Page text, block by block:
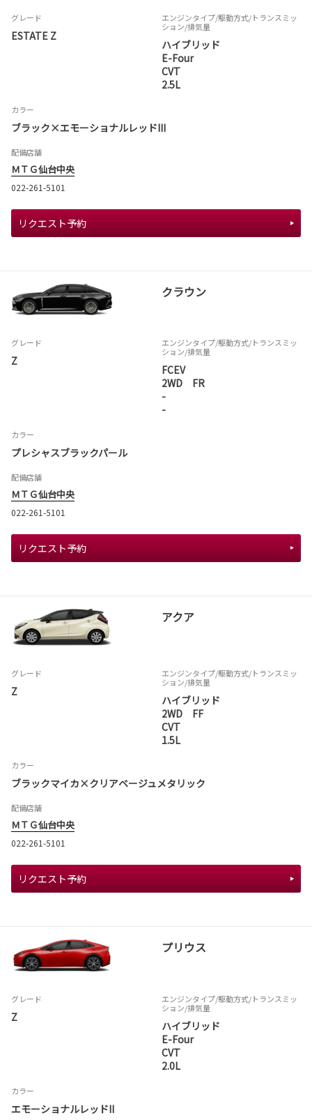
グレード
ESTATE Z
エンジンタイプ/駆動方式/トランスミッ
ション/排気量
ハイブリッド
E-Four
CVT
2.5L
カラー
ブラック×エモーショナルレッドIII
配備店舗
ＭＴＧ仙台中央
022-261-5101
リクエスト予約
クラウン
グレード
Z
エンジンタイプ/駆動方式/トランスミッ
ション/排気量
FCEV
2WD FR
-
-
カラー
プレシャスブラックパール
配備店舗
ＭＴＧ仙台中央
022-261-5101
リクエスト予約
アクア
グレード
Z
エンジンタイプ/駆動方式/トランスミッ
ション/排気量
ハイブリッド
2WD FF
CVT
1.5L
カラー
ブラックマイカ×クリアベージュメタリック
配備店舗
ＭＴＧ仙台中央
022-261-5101
リクエスト予約
プリウス
グレード
Z
エンジンタイプ/駆動方式/トランスミッ
ション/排気量
ハイブリッド
E-Four
CVT
2.0L
カラー
エモーショナルレッドII